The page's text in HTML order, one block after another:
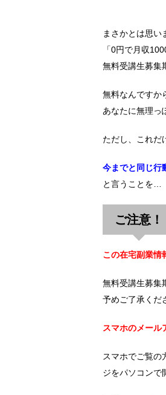
まさかとは思い
「0円で月収
無料受講生募集
無料なんですか
あなたに無理っ
ただし、これだ
今までと同じ行
と言うことを…
ご注意！
この在宅副業情
無料受講生募集
予めご了承くだ
スマホのメール
スマホでご覧の
ジをパソコンで